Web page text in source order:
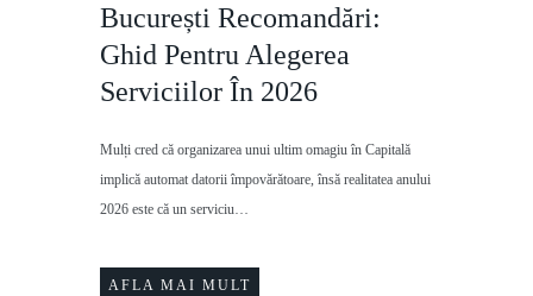
București Recomandări:
Ghid Pentru Alegerea
Serviciilor În 2026
Mulți cred că organizarea unui ultim omagiu în Capitală
implică automat datorii împovărătoare, însă realitatea anului
2026 este că un serviciu…
AFLA MAI MULT